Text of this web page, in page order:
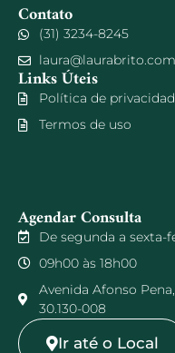
Contato
(31) 3234-8245
Links Úteis
Política de
Termos de uso
Agendar Consulta
De segunda a sexta-
09h00 às 18h00
Avenida Afonso Pena,
30.130-008
Ir até o Local